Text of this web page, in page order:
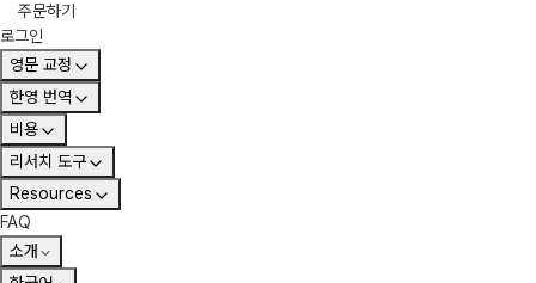
주문하기
로그인
영문 교정
한영 번역
비용
리서치 도구
Resources
FAQ
소개